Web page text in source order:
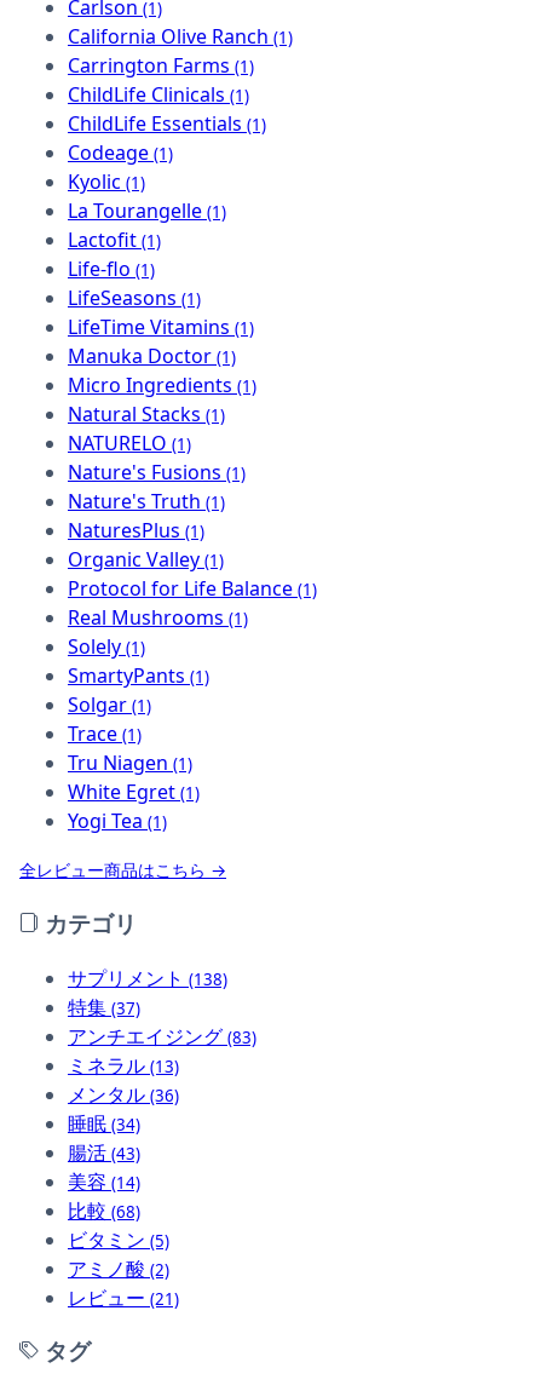
Carlson (1)
California Olive Ranch (1)
Carrington Farms (1)
ChildLife Clinicals (1)
ChildLife Essentials (1)
Codeage (1)
Kyolic (1)
La Tourangelle (1)
Lactofit (1)
Life-flo (1)
LifeSeasons (1)
LifeTime Vitamins (1)
Manuka Doctor (1)
Micro Ingredients (1)
Natural Stacks (1)
NATURELO (1)
Nature's Fusions (1)
Nature's Truth (1)
NaturesPlus (1)
Organic Valley (1)
Protocol for Life Balance (1)
Real Mushrooms (1)
Solely (1)
SmartyPants (1)
Solgar (1)
Trace (1)
Tru Niagen (1)
White Egret (1)
Yogi Tea (1)
全レビュー商品はこちら →
カテゴリ
サプリメント (138)
特集 (37)
アンチエイジング (83)
ミネラル (13)
メンタル (36)
睡眠 (34)
腸活 (43)
美容 (14)
比較 (68)
ビタミン (5)
アミノ酸 (2)
レビュー (21)
タグ